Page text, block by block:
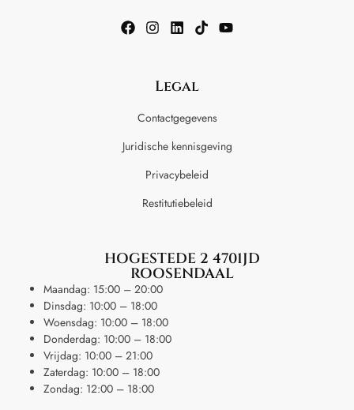
Legal
Contactgegevens
Juridische kennisgeving
Privacybeleid
Restitutiebeleid
HOGESTEDE 2 4701JD
ROOSENDAAL
Maandag: 15:00 – 20:00
Dinsdag: 10:00 – 18:00
Woensdag: 10:00 – 18:00
Donderdag: 10:00 – 18:00
Vrijdag: 10:00 – 21:00
Zaterdag: 10:00 – 18:00
Zondag: 12:00 – 18:00